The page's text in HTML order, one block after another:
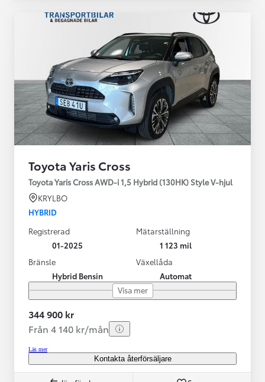
Toyota Yaris Cross
Toyota Yaris Cross AWD-i 1,5 Hybrid (130HK) Style V-hjul
KRYLBO
HYBRID
Registrerad
01-2025
Mätarställning
1 123 mil
Bränsle
Hybrid Bensin
Växellåda
Automat
Visa mer
344 900 kr
Från 4 140 kr/mån
Läs mer
Kontakta återförsäljare